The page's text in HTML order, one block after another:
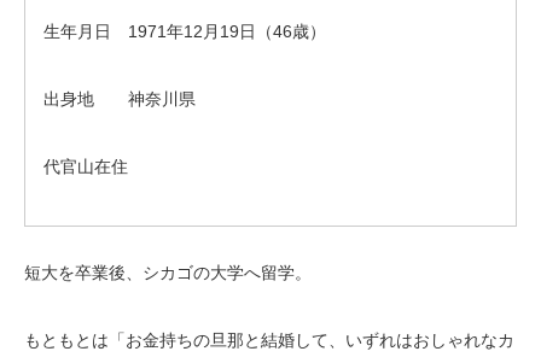
生年月日 1971年12月19日（46歳）
出身地 神奈川県
代官山在住
短大を卒業後、シカゴの大学へ留学。
もともとは「お金持ちの旦那と結婚して、いずれはおしゃれなカ